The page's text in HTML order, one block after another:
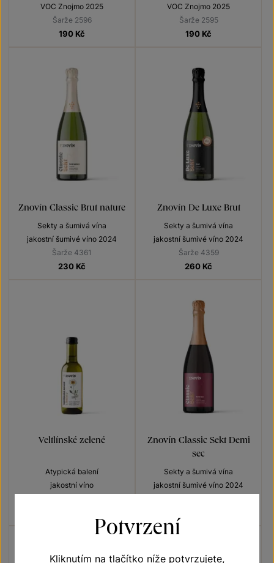
Lechovice
VOC Znojmo 2025
Šarže 2596
190 Kč
Lechovice
VOC Znojmo 2025
Šarže 2595
190 Kč
Znovín Classic Brut nature
Sekty a šumivá vína
jakostní šumivé víno 2024
Šarže 4361
230 Kč
Znovín De Luxe Brut
Sekty a šumivá vína
jakostní šumivé víno 2024
Šarže 4359
260 Kč
Veltlínské zelené
Atypická balení
jakostní víno
Znovín Classic Sekt Demi
sec
Sekty a šumivá vína
jakostní šumivé víno 2024
Potvrzení
Kliknutím na tlačítko níže potvrzujete,